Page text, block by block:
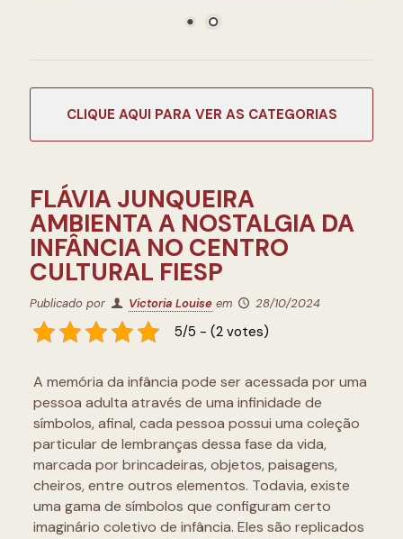
FLÁVIA JUNQUEIRA
AMBIENTA A NOSTALGIA DA
INFÂNCIA NO CENTRO
CULTURAL FIESP
Publicado por Victoria Louise em 28/10/2024
5/5 - (2 votes)
A memória da infância pode ser acessada por uma
pessoa adulta através de uma infinidade de
símbolos, afinal, cada pessoa possui uma coleção
particular de lembranças dessa fase da vida,
marcada por brincadeiras, objetos, paisagens,
cheiros, entre outros elementos. Todavia, existe
uma gama de símbolos que configuram certo
imaginário coletivo de infância. Eles são replicados
CATEGORIAS